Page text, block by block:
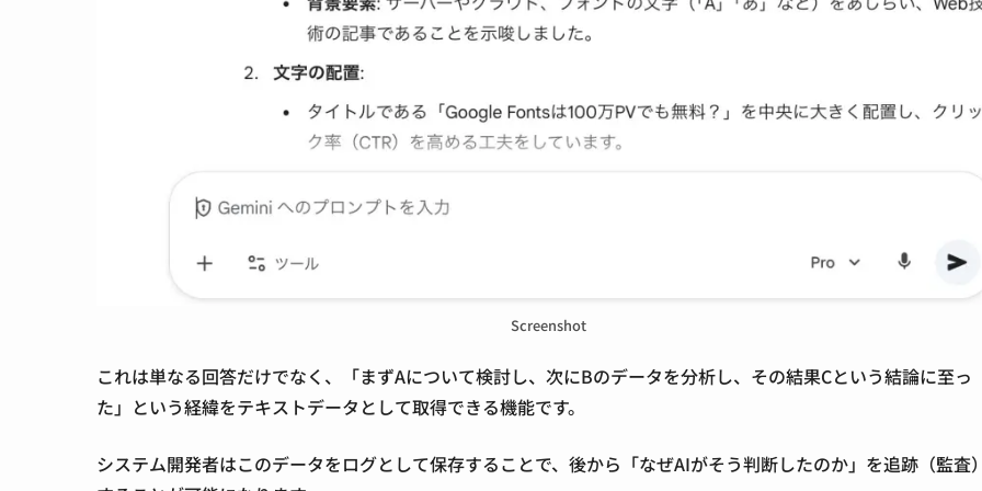
Screenshot
これは単なる回答だけでなく、
「まずAについて検討し、次にBのデータを分析し、その結果Cという結論に至っ
た」という経緯をテキストデータとして取得できる機能です。
システム開発者はこのデータをログとして保存することで、後から「なぜAIがそう判断したのか」を追跡（監査